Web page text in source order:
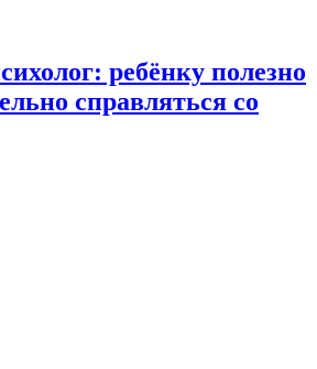
ребёнку полезно
справляться со